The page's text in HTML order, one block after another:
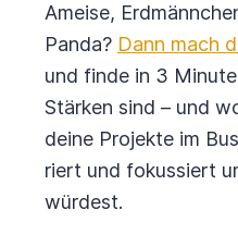
Ameise,
Panda? Dann mach
und finde in 3
Stärken sind – und
deine Projekte im
riert und fokus­siert
würdest.